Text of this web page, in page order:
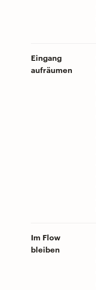
Eingang
aufräumen
Im Flow
bleiben